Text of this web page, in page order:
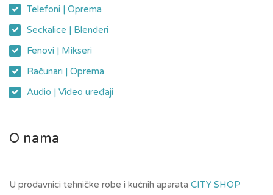
Telefoni | Oprema
Seckalice | Blenderi
Fenovi | Mikseri
Računari | Oprema
Audio | Video uređaji
O nama
U prodavnici tehničke robe i kućnih aparata CITY SHOP